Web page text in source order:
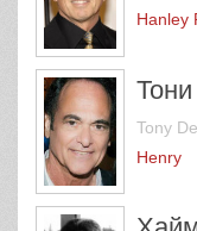
Hanley
Tony
Henry